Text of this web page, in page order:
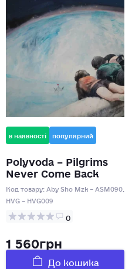
в наявності популярний
Polyvoda – Pilgrims
Never Come Back
Код товару:Aby Sho Mzk – ASM090,
HVG – HVG009
0
1 560грн
До кошика